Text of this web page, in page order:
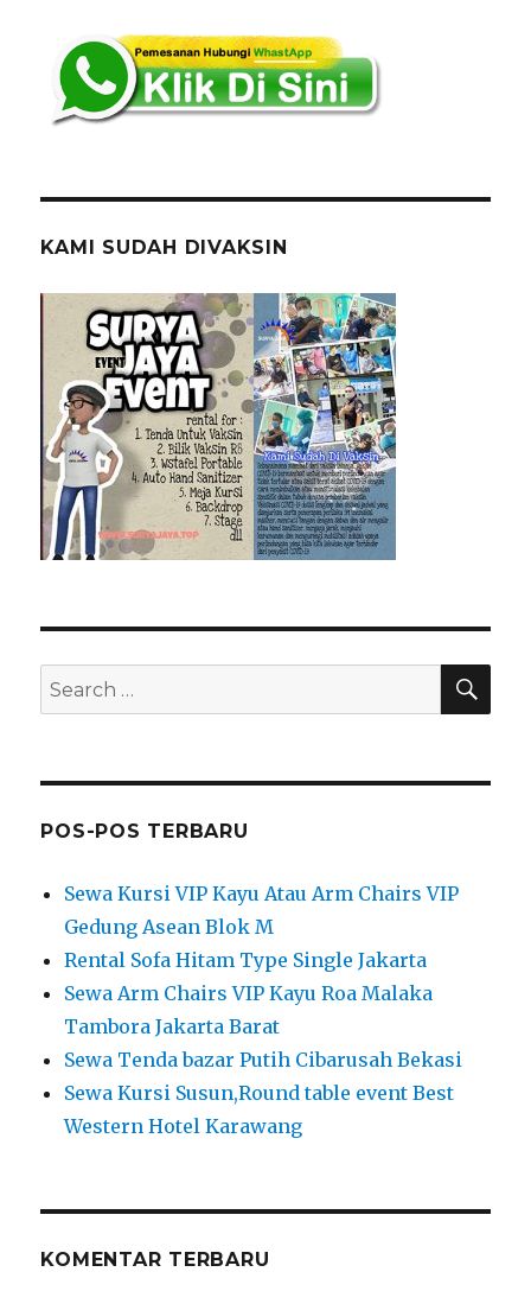
KAMI SUDAH DIVAKSIN
Search
for:
POS-POS TERBARU
Sewa Kursi VIP Kayu Atau Arm Chairs VIP
Gedung Asean Blok M
Rental Sofa Hitam Type Single Jakarta
Sewa Arm Chairs VIP Kayu Roa Malaka
Tambora Jakarta Barat
Sewa Tenda bazar Putih Cibarusah Bekasi
Sewa Kursi Susun,Round table event Best
Western Hotel Karawang
KOMENTAR TERBARU